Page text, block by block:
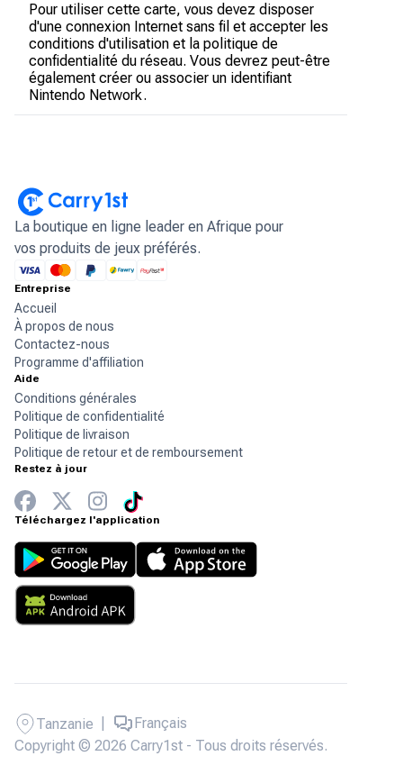
Pour utiliser cette carte, vous devez disposer
d'une connexion Internet sans fil et accepter les
conditions d'utilisation et la politique de
confidentialité du réseau. Vous devrez peut-être
également créer ou associer un identifiant
Nintendo Network.
La boutique en ligne leader en Afrique pour
vos produits de jeux préférés.
Entreprise
Accueil
À propos de nous
Contactez-nous
Programme d'affiliation
Aide
Conditions générales
Politique de confidentialité
Politique de livraison
Politique de retour et de remboursement
Restez à jour
Téléchargez l'application
Copyright © 2026 Carry1st - Tous droits réservés.
Tanzanie Français